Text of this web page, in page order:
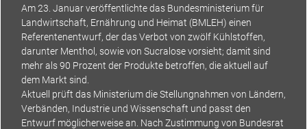
Am 23. Januar veröffentlichte das Bundesministerium für
Landwirtschaft, Ernährung und Heimat (BMLEH) einen
Referentenentwurf, der das Verbot von zwölf Kühlstoffen,
darunter Menthol, sowie von Sucralose vorsieht; damit sind
mehr als 90 Prozent der Produkte betroffen, die aktuell auf
dem Markt sind.
Aktuell prüft das Ministerium die Stellungnahmen von Ländern,
Verbänden, Industrie und Wissenschaft und passt den
Entwurf möglicherweise an. Nach Zustimmung von Bundesrat